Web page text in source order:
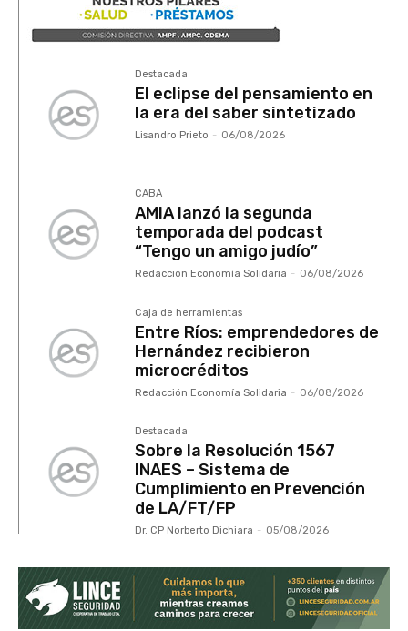
Destacada
El eclipse del pensamiento en
la era del saber sintetizado
Lisandro Prieto - 06/08/2026
CABA
AMIA lanzó la segunda
temporada del podcast
“Tengo un amigo judío”
Redacción Economía Solidaria - 06/08/2026
Caja de herramientas
Entre Ríos: emprendedores de
Hernández recibieron
microcréditos
Redacción Economía Solidaria - 06/08/2026
Destacada
Sobre la Resolución 1567
INAES – Sistema de
Cumplimiento en Prevención
de LA/FT/FP
Dr. CP Norberto Dichiara - 05/08/2026